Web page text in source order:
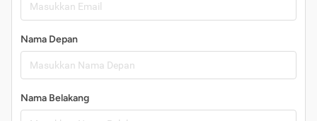
Nama Depan
Nama Belakang